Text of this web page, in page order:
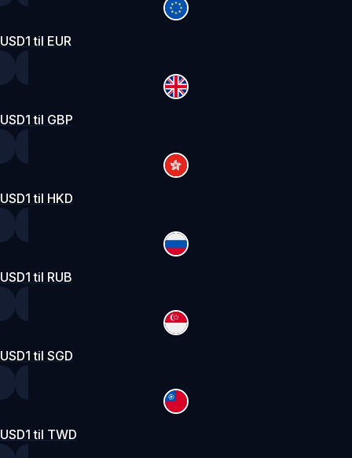
USD1 til EUR
USD1 til GBP
USD1 til HKD
USD1 til RUB
USD1 til SGD
USD1 til TWD